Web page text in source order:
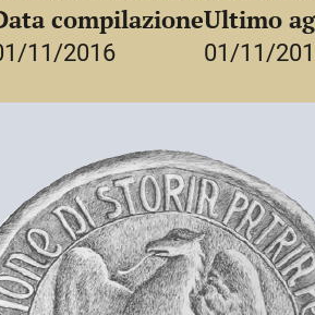
compilazione
11/2016
Ultimo
01/11/